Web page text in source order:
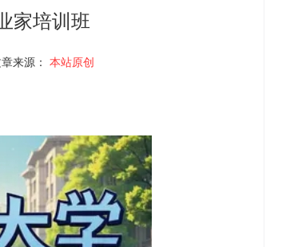
家培训班
来源： 本站原创